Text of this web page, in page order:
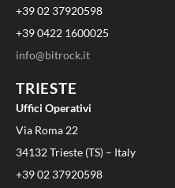
+39 02 37920598
+39 0422 1600025
info@bitrock.it
TRIESTE
Uffici Operativi
Via Roma 22
34132 Trieste (TS) – Italy
+39 02 37920598